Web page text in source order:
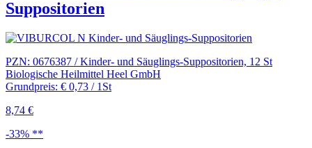
Suppositorien
PZN: 0676387 / Kinder- und Säuglings-Suppositorien, 12 St
Biologische Heilmittel Heel GmbH
Grundpreis: € 0,73 / 1St
8,74 €
-33% **